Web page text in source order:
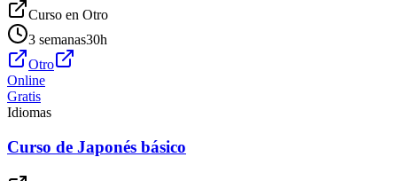
Curso en Otro
3 semanas30h
Otro
Online
Gratis
Idiomas
Curso de Japonés básico